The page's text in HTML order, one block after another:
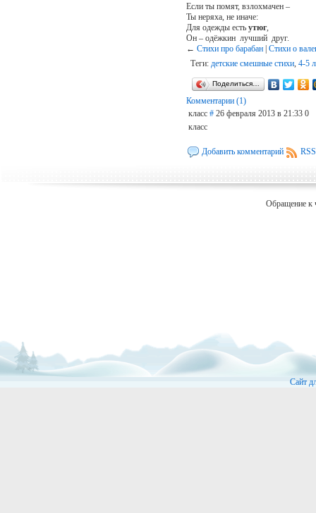
Если ты помят, взлохмачен –
Ты неряха, не иначе:
Для одежды есть утюг,
Он – одёжкин лучший друг.
← Cтихи про барабан| Стихи о
Теги: детские смешные стихи, 4-5
Поделиться…
Комментарии (1)
класс # 26 февраля 2013 в 21:33 0
класс
Добавить комментарий
Обращение к
Сайт